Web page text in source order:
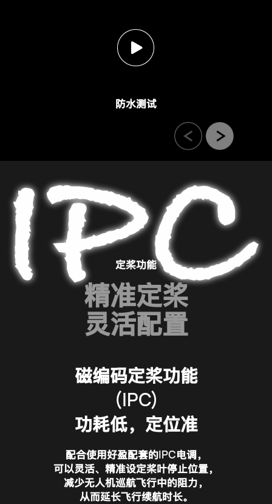
防水测试
定桨功能
精准定桨
灵活配置
磁编码定桨功能
(IPC)
功耗低，定位准
配合使用好盈配套的IPC电调，
可以灵活、精准设定桨叶停止位置，
减少无人机巡航飞行中的阻力，
从而延长飞行续航时长。